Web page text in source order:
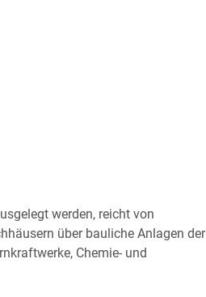
werden, reicht von
über bauliche Anlagen der
Chemie- und